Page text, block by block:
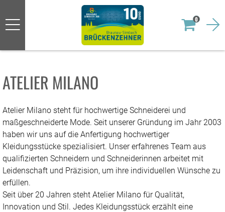
0
ATELIER MILANO
Atelier Milano steht für hochwertige Schneiderei und
maßgeschneiderte Mode. Seit unserer Gründung im Jahr 2003
haben wir uns auf die Anfertigung hochwertiger
Kleidungsstücke spezialisiert. Unser erfahrenes Team aus
qualifizierten Schneidern und Schneiderinnen arbeitet mit
Leidenschaft und Präzision, um ihre individuellen Wünsche zu
erfüllen.
Seit über 20 Jahren steht Atelier Milano für Qualität,
Innovation und Stil. Jedes Kleidungsstück erzählt eine